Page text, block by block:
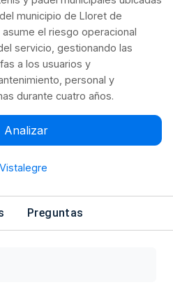
municipio de Lloret de
el riesgo operacional
servicio, gestionando las
a los usuarios y
personal y
durante cuatro años.
Analizar
Preguntas